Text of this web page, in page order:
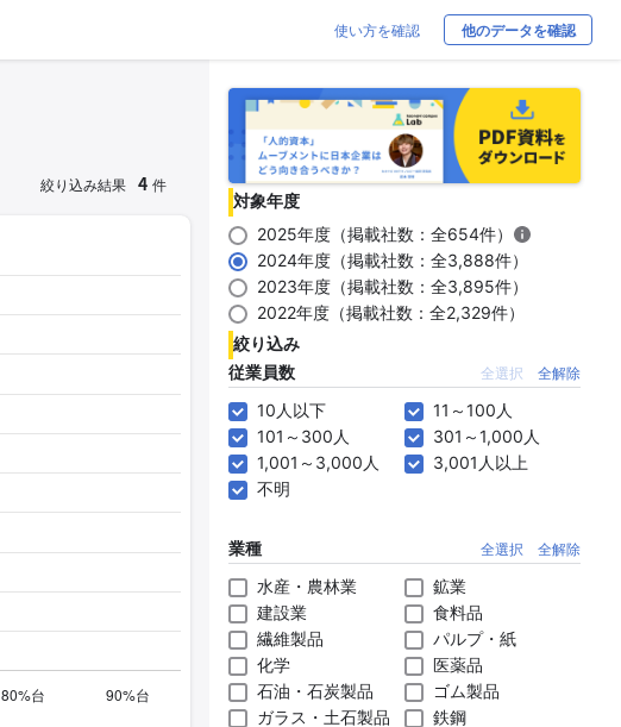
使い方を確認 他のデータを確認
絞り込み結果 4 件
対象年度
2025年度（掲載社数：全654件）
2024年度（掲載社数：全3,888件）
2023年度（掲載社数：全3,895件）
2022年度（掲載社数：全2,329件）
絞り込み
従業員数
全選択 全解除
10人以下
11～100人
101～300人
301～1,000人
1,001～3,000人
3,001人以上
不明
業種 全選択 全解除
水産・農林業
鉱業
建設業
食料品
繊維製品
パルプ・紙
化学
医薬品
石油・石炭製品
ゴム製品
ガラス・土石製品
鉄鋼